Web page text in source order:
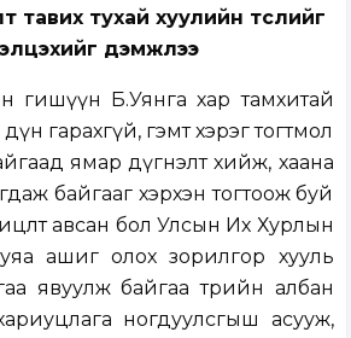
тавих тухай хуулийн төслийг
дэмжлээ
гишүүн Б.Уянга хар тамхитай
гарахгүй, гэмт хэрэг тогтмол
ямар дүгнэлт хийж, хаана
байгааг хэрхэн тогтоож буй
авсан бол Улсын Их Хурлын
ашиг олох зорилгор хууль
явуулж байгаа төрийн албан
ногдуулсгыш асууж,